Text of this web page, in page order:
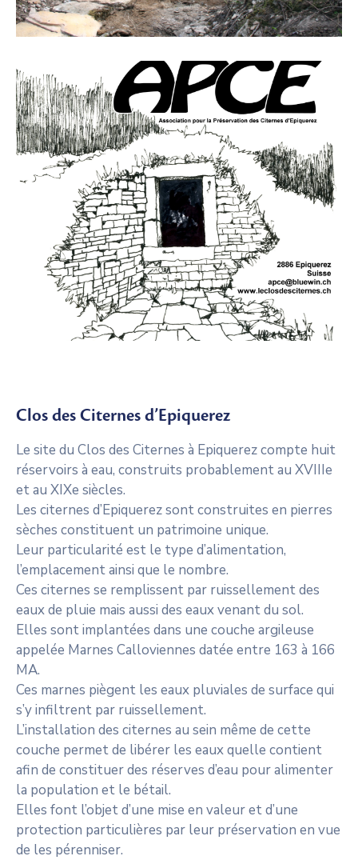
Clos des Citernes d’Epiquerez
Le site du Clos des Citernes à Epiquerez compte huit
réservoirs à eau, construits probablement au XVIIIe
et au XIXe siècles.
Les citernes d’Epiquerez sont construites en pierres
sèches constituent un patrimoine unique.
Leur particularité est le type d’alimentation,
l’emplacement ainsi que le nombre.
Ces citernes se remplissent par ruissellement des
eaux de pluie mais aussi des eaux venant du sol.
Elles sont implantées dans une couche argileuse
appelée Marnes Calloviennes datée entre 163 à 166
MA.
Ces marnes piègent les eaux pluviales de surface qui
s’y infiltrent par ruissellement.
L’installation des citernes au sein même de cette
couche permet de libérer les eaux quelle contient
afin de constituer des réserves d’eau pour alimenter
la population et le bétail.
Elles font l’objet d’une mise en valeur et d’une
protection particulières par leur préservation en vue
de les pérenniser.